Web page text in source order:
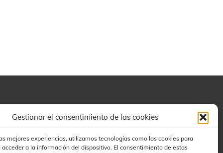
Gestionar el consentimiento de las cookies
mejores experiencias, utilizamos tecnologías como las cookies para
acceder a la información del dispositivo. El consentimiento de estas